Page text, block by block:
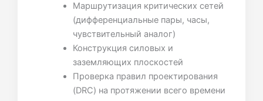
Маршрутизация критических сетей
(дифференциальные пары, часы,
чувствительный аналог)
Конструкция силовых и
заземляющих плоскостей
Проверка правил проектирования
(DRC) на протяжении всего времени